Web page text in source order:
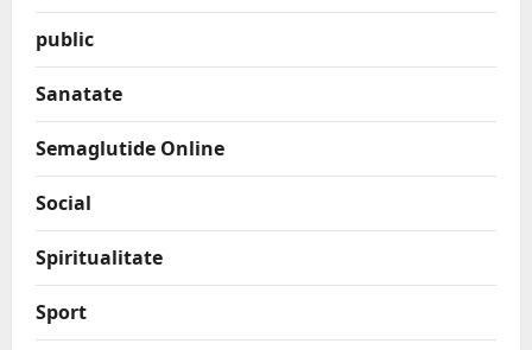
public
Sanatate
Semaglutide Online
Social
Spiritualitate
Sport